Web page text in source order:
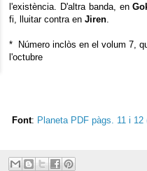
l'existència. D'altra banda, en
fi, lluitar contra enJiren
* Número inclòs en el volum 7,
l'octubre
Font: Planeta PDF pàgs. 11 i